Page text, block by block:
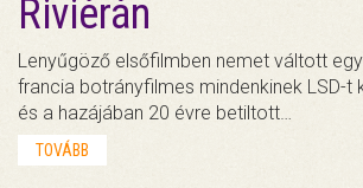
Riviérán
Lenyűgöző elsőfilmben nemet váltott
francia botrányfilmes mindenkinek LSD-t
és a hazájában 20 évre betiltott…
TOVÁBB